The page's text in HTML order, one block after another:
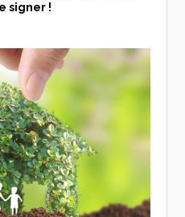
signer !